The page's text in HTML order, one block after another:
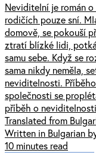
Neviditelní je román
rodičích pouze sní.
domově, se pokouší
ztratí blízké lidi,
samu sebe. Když se
sama nikdy neměla,
neviditelnosti.
společnosti se
příběh o
Translated from
Written in Bulgarian
10 minutes read